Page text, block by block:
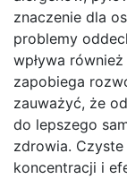
znaczenie dla
problemy
wpływa
zapobiega
zauważyć, że
do lepszego
zdrowia.
koncentracji i